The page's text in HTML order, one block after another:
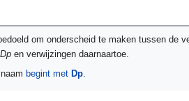
om onderscheid te maken tussen de
Dp en verwijzingen daarnaartoe.
begint met Dp.